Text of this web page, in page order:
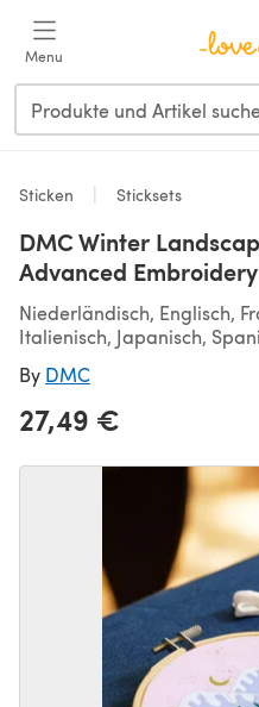
Menu
Sticken Sticksets
DMC Winter
Advanced
Niederländisch, Englisch,
Italienisch, Japanisch,
By DMC
27,49 €